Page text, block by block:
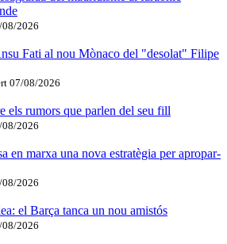
08/2026
Fati al nou Mònaco del "desolat" Filipe
07/08/2026
els rumors que parlen del seu fill
08/2026
en marxa una nova estratègia per apropar-
08/2026
el Barça tanca un nou amistós
08/2026